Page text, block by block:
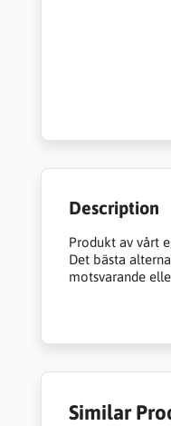
Description
Produkt av vårt
Det bästa
motsvarande
Similar